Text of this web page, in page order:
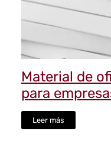
Material de
para
Leer más